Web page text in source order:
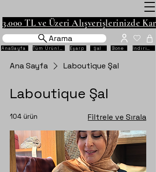
AnaSayfa Tüm Ürünler Eşarp Şal Bone
Arama
3.000 TL ve Üzeri Alışverişlerinizde
İndirimli
Ana Sayfa Laboutique Şal
Laboutique Şal
104 ürün Filtrele ve Sırala